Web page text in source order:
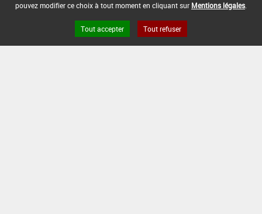
DOSE MAX
NOMBRE MAX
DÉLAIS AVANT
- -
pouvez modifier ce choix à tout moment en cliquant sur Mentions légales
Tout accepter Tout refuser